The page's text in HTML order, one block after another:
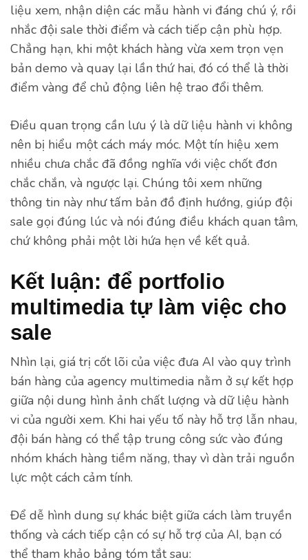
liệu xem, nhận diện các mẫu hành vi đáng chú ý, rồi
nhắc đội sale thời điểm và cách tiếp cận phù hợp.
Chẳng hạn, khi một khách hàng vừa xem trọn vẹn
bản demo và quay lại lần thứ hai, đó có thể là thời
điểm vàng để chủ động liên hệ trao đổi thêm.
Điều quan trọng cần lưu ý là dữ liệu hành vi không
nên bị hiểu một cách máy móc. Một tín hiệu xem
nhiều chưa chắc đã đồng nghĩa với việc chốt đơn
chắc chắn, và ngược lại. Chúng tôi xem những
thông tin này như tấm bản đồ định hướng, giúp đội
sale gọi đúng lúc và nói đúng điều khách quan tâm,
chứ không phải một lời hứa hẹn về kết quả.
Kết luận: để portfolio
multimedia tự làm việc cho
sale
Nhìn lại, giá trị cốt lõi của việc đưa AI vào quy trình
bán hàng của agency multimedia nằm ở sự kết hợp
giữa nội dung hình ảnh chất lượng và dữ liệu hành
vi của người xem. Khi hai yếu tố này hỗ trợ lẫn nhau,
đội bán hàng có thể tập trung công sức vào đúng
nhóm khách hàng tiềm năng, thay vì dàn trải nguồn
lực một cách cảm tính.
Để dễ hình dung sự khác biệt giữa cách làm truyền
thống và cách tiếp cận có sự hỗ trợ của AI, bạn có
thể tham khảo bảng tóm tắt sau: